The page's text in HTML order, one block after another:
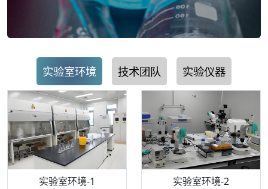
实验室环境 技术团队 实验仪器
实验室环境-1 实验室环境-2
机构质检技术员-1 机构质检技术员-2
步入式恒温恒湿试验箱 电感耦合等离子体光谱仪